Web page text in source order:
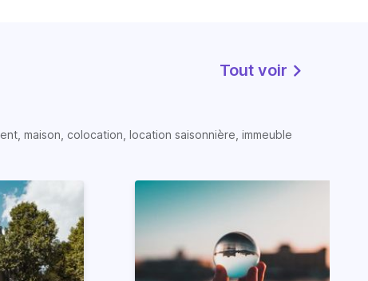
Tout voir
maison, colocation, location saisonnière, immeuble